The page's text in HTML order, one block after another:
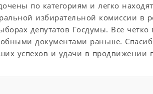
по категориям и легко
избирательной комиссии в
депутатов Госдумы. Все
документами раньше.
успехов и удачи в продвижении